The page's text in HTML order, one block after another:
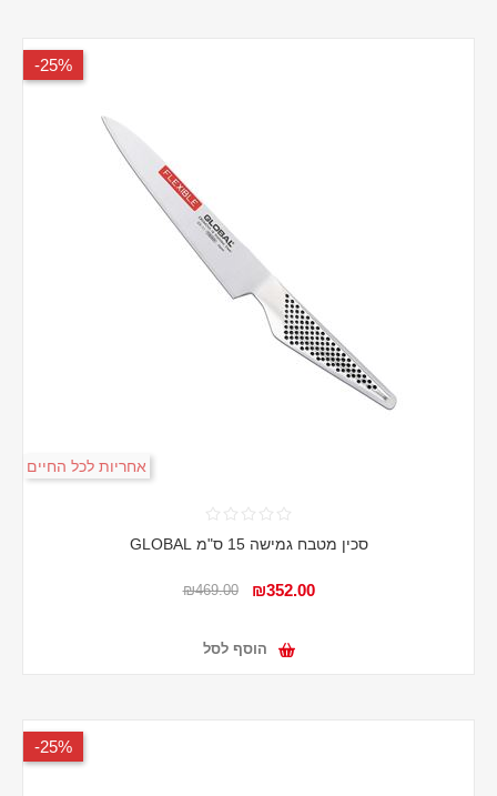
25%-
אחריות לכל החיים
סכין מטבח גמישה 15 ס"מ GLOBAL
₪352.00
₪469.00
הוסף לסל
25%-